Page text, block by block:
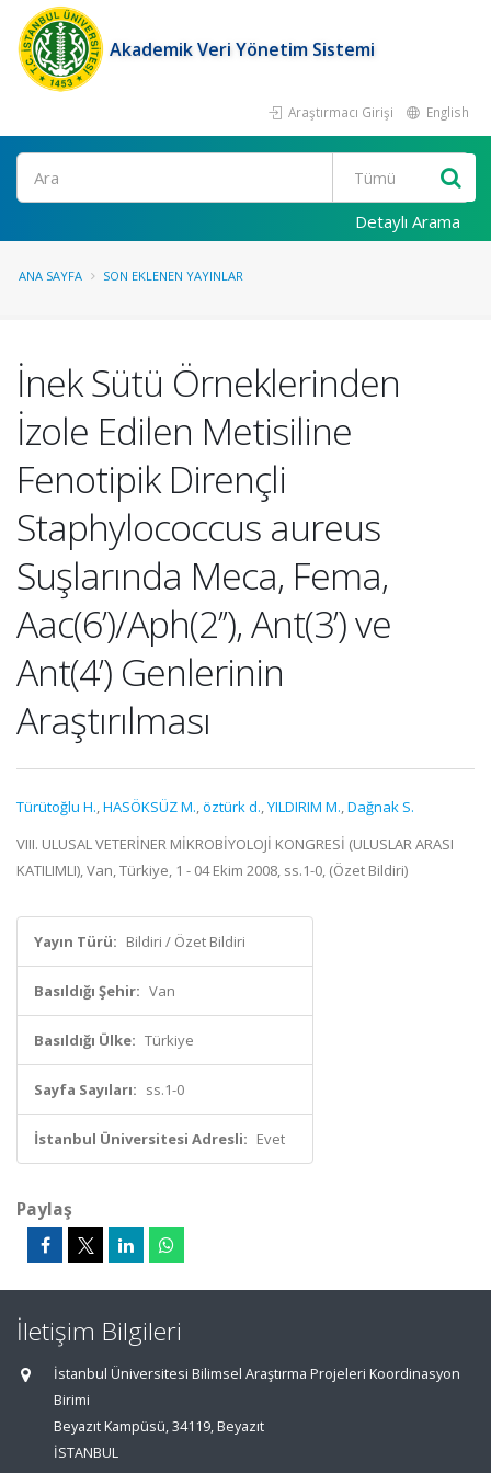
Akademik Veri Yönetim Sistemi
Araştırmacı Girişi English
Ara
Detaylı Arama
ANA SAYFA SON EKLENEN YAYINLAR
İnek Sütü Örneklerinden
İzole Edilen Metisiline
Fenotipik Dirençli
Staphylococcus aureus
Suşlarında Meca, Fema,
Aac(6’)/Aph(2’’), Ant(3’) ve
Ant(4’) Genlerinin
Araştırılması
Türütoğlu H.,HASÖKSÜZ M.,öztürk d.,YILDIRIM M.,Dağnak S.
VIII. ULUSAL VETERİNER MİKROBİYOLOJİ KONGRESİ (ULUSLAR ARASI
KATILIMLI), Van, Türkiye, 1 - 04 Ekim 2008, ss.1-0, (Özet Bildiri)
Yayın Türü: Bildiri / Özet Bildiri
Basıldığı Şehir: Van
Basıldığı Ülke: Türkiye
Sayfa Sayıları: ss.1-0
İstanbul Üniversitesi Adresli: Evet
Paylaş
İletişim Bilgileri
İstanbul Üniversitesi Bilimsel Araştırma Projeleri Koordinasyon
Birimi
Beyazıt Kampüsü, 34119, Beyazıt
İSTANBUL